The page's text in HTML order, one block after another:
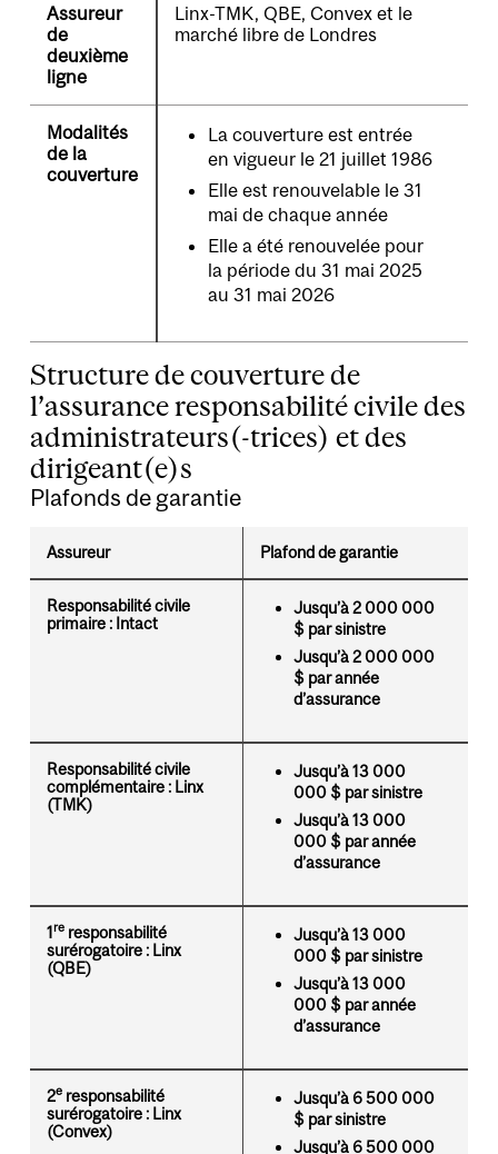
Assureur
de
deuxième
ligne
Linx-TMK, QBE, Convex et le
marché libre de Londres
Modalités
de la
couverture
La couverture est entrée
en vigueur le 21 juillet 1986
Elle est renouvelable le 31
mai de chaque année
Elle a été renouvelée pour
la période du 31 mai 2025
au 31 mai 2026
Structure de couverture de
l’assurance responsabilité civile des
administrateurs(-trices) et des
dirigeant(e)s
Plafonds de garantie
Assureur Plafond de garantie
Responsabilité civile
primaire : Intact
Jusqu’à 2 000 000
$ par sinistre
Jusqu’à 2 000 000
$ par année
d’assurance
Responsabilité civile
complémentaire : Linx
(TMK)
Jusqu’à 13 000
000 $ par sinistre
Jusqu’à 13 000
000 $ par année
d’assurance
1re responsabilité
surérogatoire : Linx
(QBE)
Jusqu’à 13 000
000 $ par sinistre
Jusqu’à 13 000
000 $ par année
d’assurance
2e responsabilité
surérogatoire : Linx
(Convex)
Jusqu’à 6 500 000
$ par sinistre
Jusqu’à 6 500 000